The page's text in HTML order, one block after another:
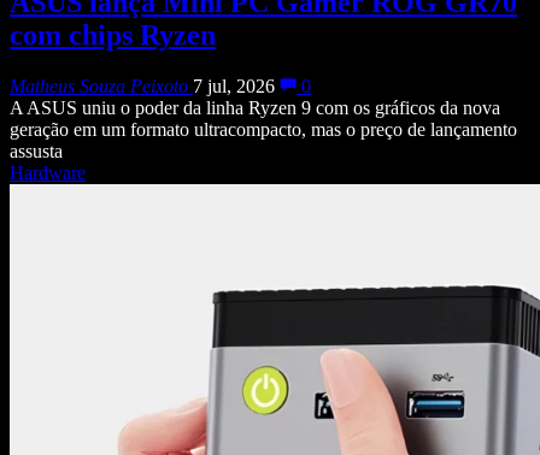
com chips Ryzen
Matheus Souza Peixoto 7 jul, 2026
0
A ASUS uniu o poder da linha Ryzen 9 com os gráficos da nova
geração em um formato ultracompacto, mas o preço de lançamento
assusta
Hardware